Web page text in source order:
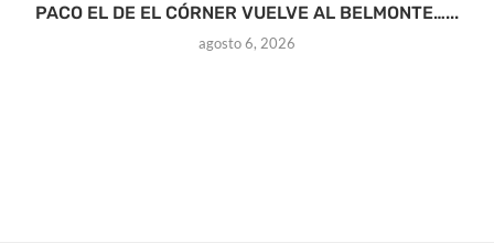
PACO EL DE EL CÓRNER VUELVE AL BELMONTE…...
agosto 6, 2026